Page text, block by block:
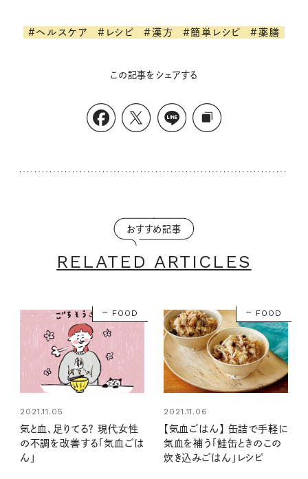
#ヘルスケア #レシピ #漢方 #簡単レシピ #薬膳
この記事をシェアする
おすすめ記事
RELATED ARTICLES
FOOD
2021.11.05
気と血、足りてる？ 現代女性
の不調を改善する「気血ごは
ん」
FOOD
2021.11.06
【気血ごはん】 缶詰で手軽に
気血を補う「鮭缶ときのこの
炊き込みごはん」レシピ